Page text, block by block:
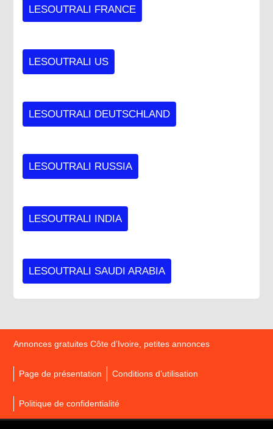
LESOUTRALI FRANCE
LESOUTRALI US
LESOUTRALI DEUTSCHLAND
LESOUTRALI RUSSIA
LESOUTRALI INDIA
LESOUTRALI SAUDI ARABIA
Annonces gratuites Côte d’Ivoire, petites annonces
Page de présentation Conditions d’utilisation
Politique de confidentialité